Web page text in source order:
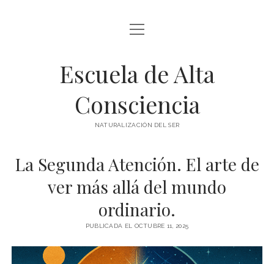
BLOG Y ARTÍCULOS
whatsapp
abrir
menú
Escuela de Alta
Consciencia
NATURALIZACIÓN DEL SER
La Segunda Atención. El arte de
ver más allá del mundo
ordinario.
PUBLICADA EL OCTUBRE 11, 2025